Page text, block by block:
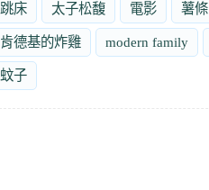
跳床 太子松馥 電影 薯條
肯德基的炸雞 modern family
蚊子